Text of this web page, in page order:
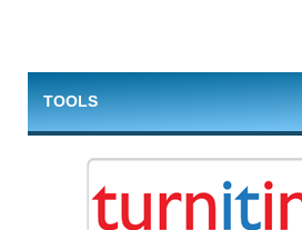
TOOLS